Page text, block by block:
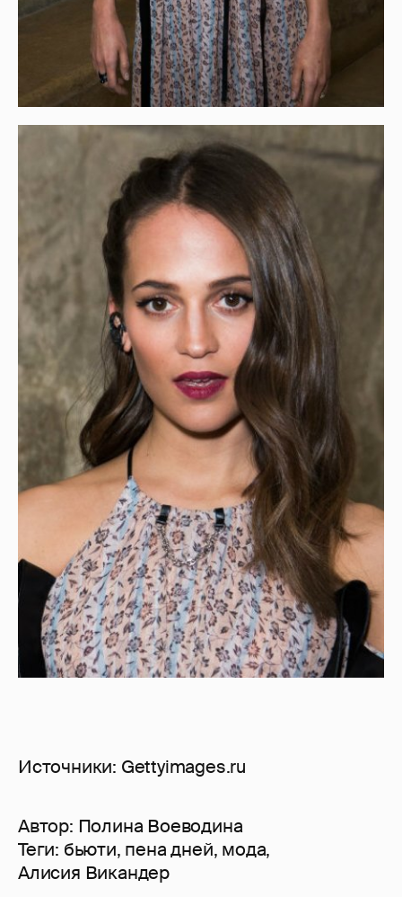
Источники: Gettyimages.ru
Автор: Полина Воеводина
Теги: бьюти, пена дней, мода,
Алисия Викандер